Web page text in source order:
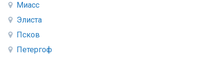
Миасс
Элиста
Псков
Петергоф